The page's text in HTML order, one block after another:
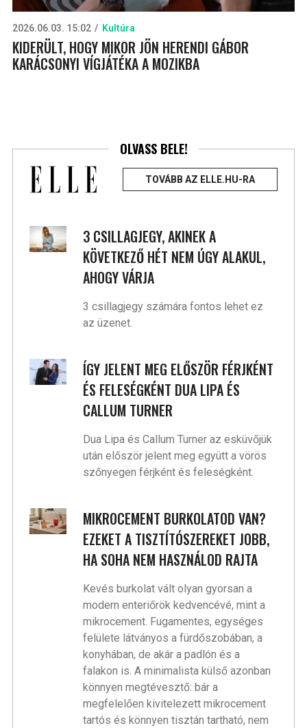
2026.06.03. 15:02 Kultúra
KIDERÜLT, HOGY MIKOR JÖN HERENDI GÁBOR
KARÁCSONYI VÍGJÁTÉKA A MOZIKBA
OLVASS BELE!
TOVÁBB AZ ELLE.HU-RA
3 CSILLAGJEGY, AKINEK A
KÖVETKEZŐ HÉT NEM ÚGY ALAKUL,
AHOGY VÁRJA
3 csillagjegy számára fontos lehet ez
az üzenet.
ÍGY JELENT MEG ELŐSZÖR FÉRJKÉNT
ÉS FELESÉGKÉNT DUA LIPA ÉS
CALLUM TURNER
Dua Lipa és Callum Turner az esküvőjük
után először jelent meg együtt a vörös
szőnyegen férjként és feleségként.
MIKROCEMENT BURKOLATOD VAN?
EZEKET A TISZTÍTÓSZEREKET JOBB,
HA SOHA NEM HASZNÁLOD RAJTA
Kevés burkolat vált olyan gyorsan a
modern enteriőrök kedvencévé, mint a
mikrocement. Fugamentes, egységes
felülete látványos a fürdőszobában, a
konyhában, de akár a padlón és a
falakon is. A minimalista külső azonban
könnyen megtévesztő: bár a
megfelelően kivitelezett mikrocement
tartós és könnyen tisztán tartható, nem